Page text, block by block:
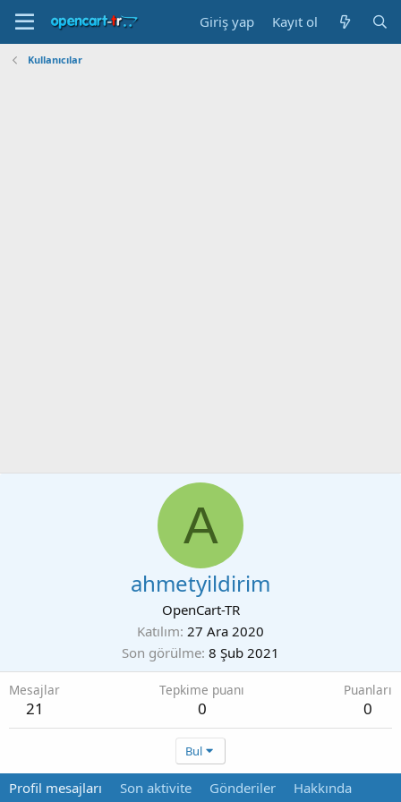
Giriş yap Kayıt ol
Kullanıcılar
A
ahmetyildirim
OpenCart-TR
Katılım 27 Ara 2020
Son görülme 8 Şub 2021
Mesajlar
21
Tepkime puanı
0
Puanları
0
Bul
Profil mesajları Son aktivite Gönderiler Hakkında